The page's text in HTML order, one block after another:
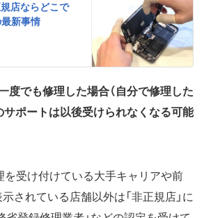
店ならどこで
新事情
度でも修理した場合（自分で修理した
サポートは以後受けられなくなる可能
を受け付けている大手キャリアや前
されている店舗以外は「非正規店」に